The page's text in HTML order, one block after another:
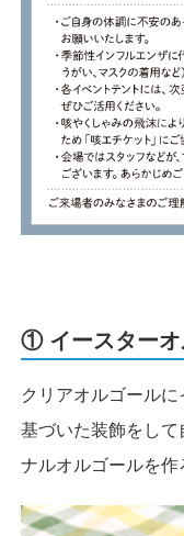
① イースターオ
クリアオルゴール
基づいた装飾をし
ナルオルゴールを作